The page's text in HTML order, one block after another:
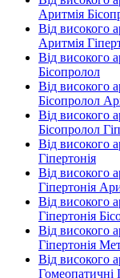
Аритмія
Від високого
Аритмія
Від високого
Бісопролол
Від високого
Бісопролол
Від високого
Бісопролол
Від високого
Гіпертонія
Від високого
Гіпертонія
Від високого
Гіпертонія
Від високого
Гіпертонія
Від високого
Гомеопатичні